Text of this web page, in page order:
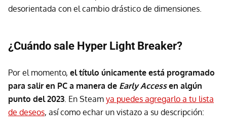
desorientada con el cambio drástico de dimensiones.
¿Cuándo sale Hyper Light Breaker?
Por el momento, el título únicamente está programado
para salir en PC a manera de Early Accessen algún
punto del 2023 . En Steam ya puedes agregarlo a tu lista
de deseos, así como echar un vistazo a su descripción: